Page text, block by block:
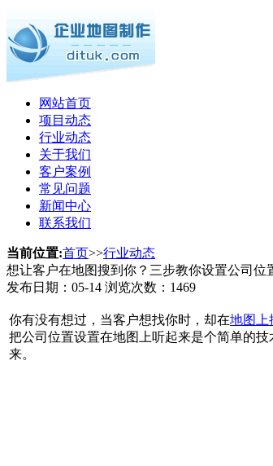
网站首页
项目动态
行业动态
关于我们
客户案例
常见问题
新闻中心
联系我们
当前位置:首页>>行业动态
想让客户在地图搜到你？三步教你设置公司位
发布日期： 05-14 浏览次数： 1469
你有没有想过，当客户想找你时，却在地图上
把公司位置设置在地图上听起来是个简单的
来。